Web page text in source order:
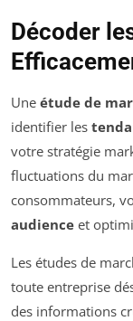
Décoder
Une étude de
identifier les
votre stratégie
fluctuations du
consommateurs,
audience et
Les études de
toute entreprise
des informations